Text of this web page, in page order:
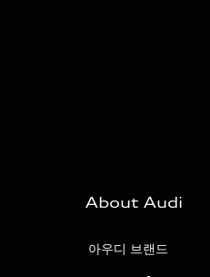
About Audi
아우디 브랜드